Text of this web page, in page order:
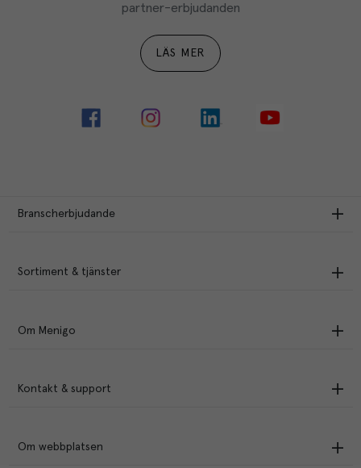
partner-erbjudanden
LÄS MER
Branscherbjudande
Sortiment & tjänster
Om Menigo
Kontakt & support
Om webbplatsen